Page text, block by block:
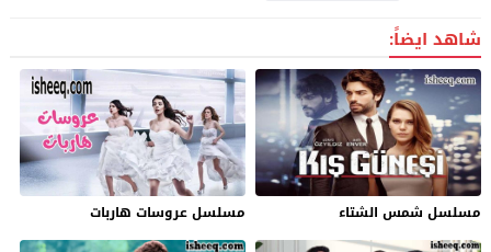
شاهد ايضاً:
مسلسل شمس الشتاء مسلسل عروسات هاربات